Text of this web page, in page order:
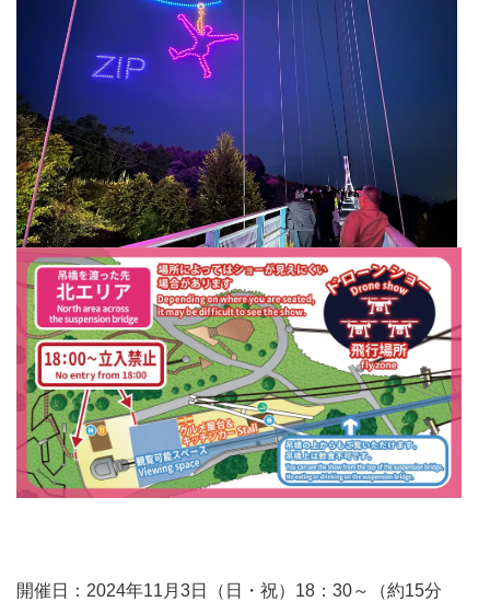
開催日：2024年11月3日（日・祝）18：30～（約15分